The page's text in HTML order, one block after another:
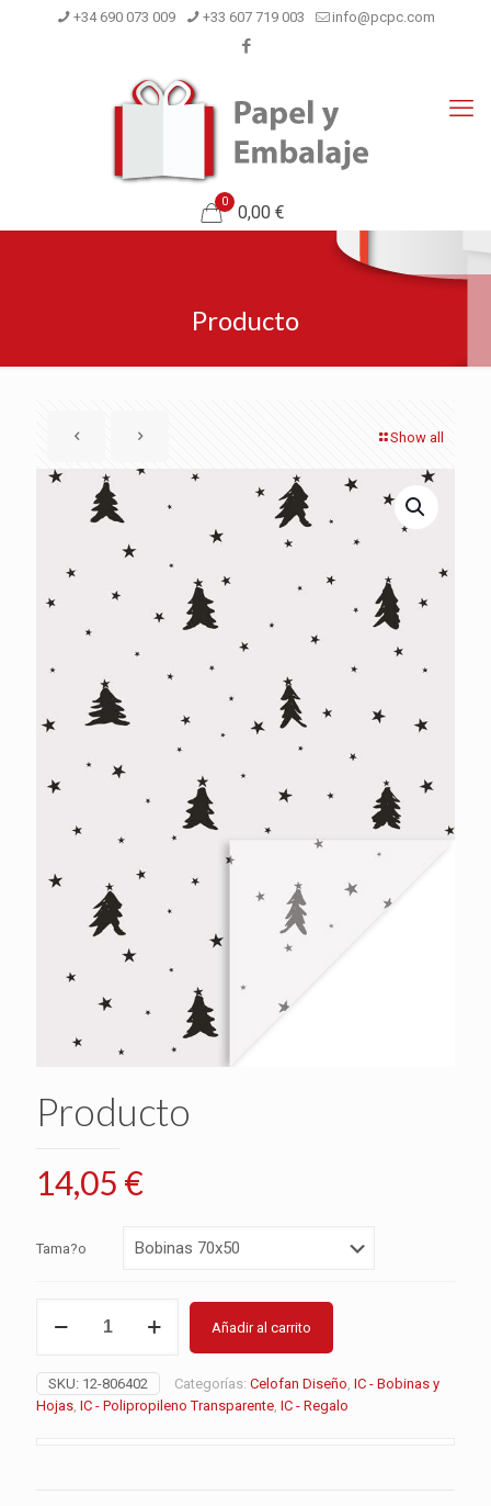
+34 690 073 009 +33 607 719 003 info@pcpc.com
0
0,00 €
Producto
Show all
Producto
14,05 €
Tama?o
cantidad
Añadir al carrito
SKU: 12-806402 Categorías: Celofan Diseño, IC - Bobinas y
Hojas, IC - Polipropileno Transparente, IC - Regalo